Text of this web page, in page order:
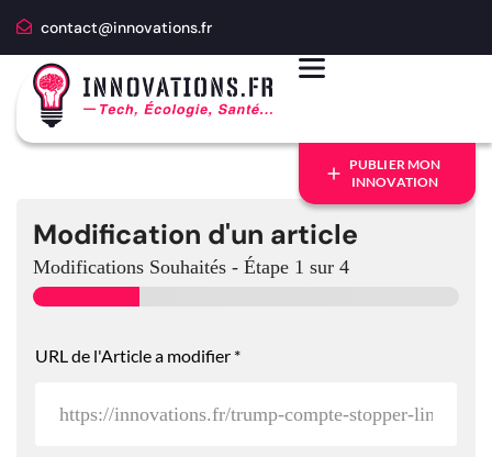
contact@innovations.fr
PUBLIER MON
INNOVATION
Modification d'un article
Modifications Souhaités - Étape 1 sur 4
URL de l'Article a modifier *